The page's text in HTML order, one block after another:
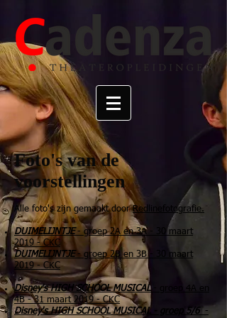
Foto's van de
voorstellingen
Alle foto's zijn gemaakt doorRedlinefotografie.
DUIMELIJNTJE- groep 2A en 3A - 30 maart
2019 - CKC
DUIMELIJNTJE- groep 2B en 3B - 30 maart
2019 - CKC
Disney's HIGH SCHOOL MUSICAL- groep 4A en
4B - 31 maart 2019 - CKC
Disney's HIGH SCHOOL MUSICAL - groep 5/6-